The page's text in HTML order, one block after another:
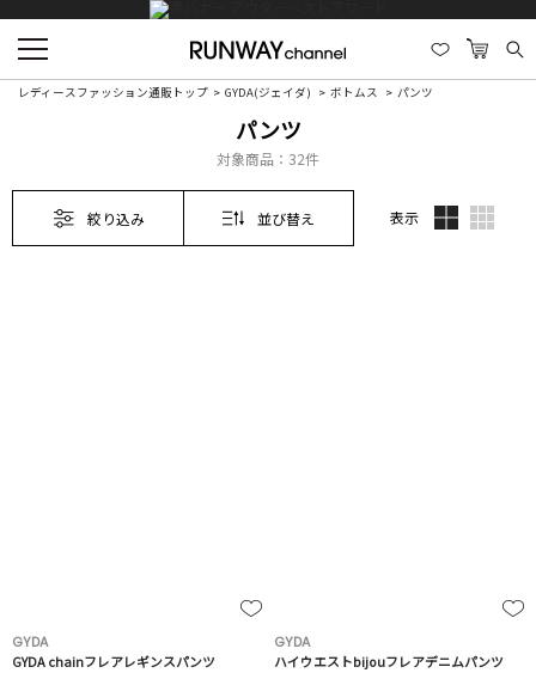
レディースファッション通販トップ GYDA(ジェイダ) ボトムス パンツ
パンツ
対象商品： 32件
絞り込み 並び替え 表示
GYDA
GYDA chainフレアレギンスパンツ
GYDA
ハイウエストbijouフレアデニムパンツ